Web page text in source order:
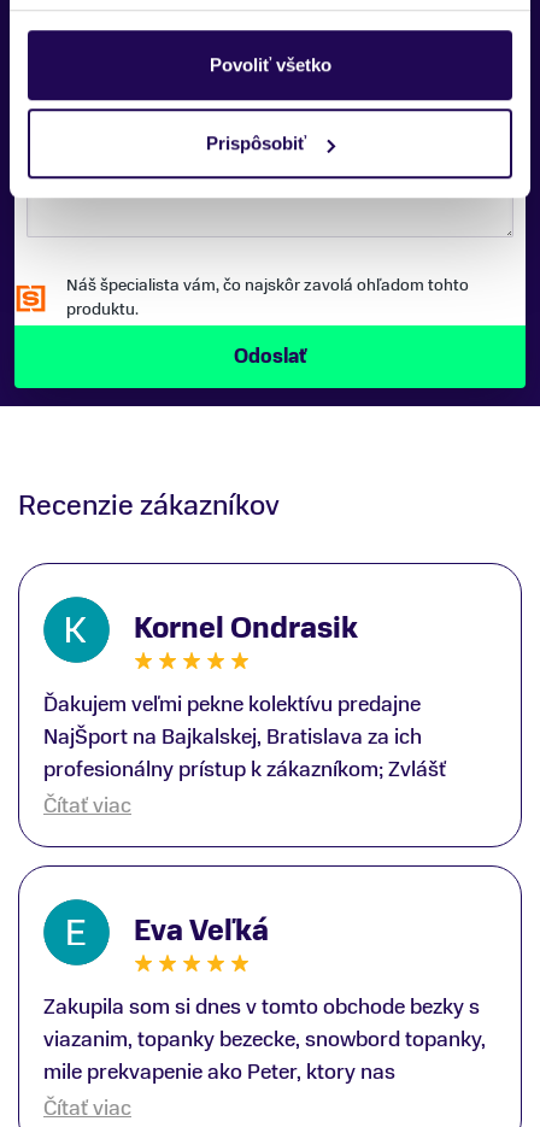
Povoliť všetko
Prispôsobiť
TELEFÓNNE ČÍSLO:
SPRÁVA:
Náš špecialista vám, čo najskôr zavolá ohľadom tohto
produktu.
Recenzie zákazníkov
Kornel Ondrasik
Ďakujem veľmi pekne kolektívu predajne
NajŠport na Bajkalskej, Bratislava za ich
profesionálny prístup k zákazníkom; Zvlášť
ďakujem špecialistovi Martinovi Gunišovi za
lyžiarskej obuvi, ako aj prilby.. všetko značka
Atomic; Pán Martin Guniš mi svojou
odbornosťou otvoril nové obzory a dozvedel
som sa, vďaka jeho profesionálnemu prístupu k
zákazníkovi, up-to-date informácie o nových
trendoch v lyžiarských technológiách; Z
predajne NajŠport som odchádzal s nakúpom
nového lyžiarského vybavenia nielen ako veľmi
Čítať viac
Eva Veľká
Zakupila som si dnes v tomto obchode bezky s
viazanim, topanky bezecke, snowbord topanky,
mile prekvapenie ako Peter, ktory nas
obsluhoval mal prehlad, poradil nam super. Za
Čítať viac